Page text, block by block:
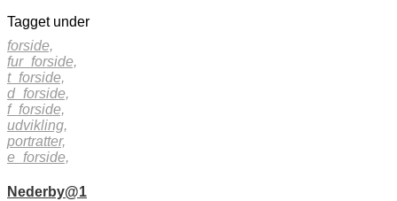
Tagget under
forside,
fur_forside,
t_forside,
d_forside,
f_forside,
udvikling,
portratter,
e_forside,
Nederby@1